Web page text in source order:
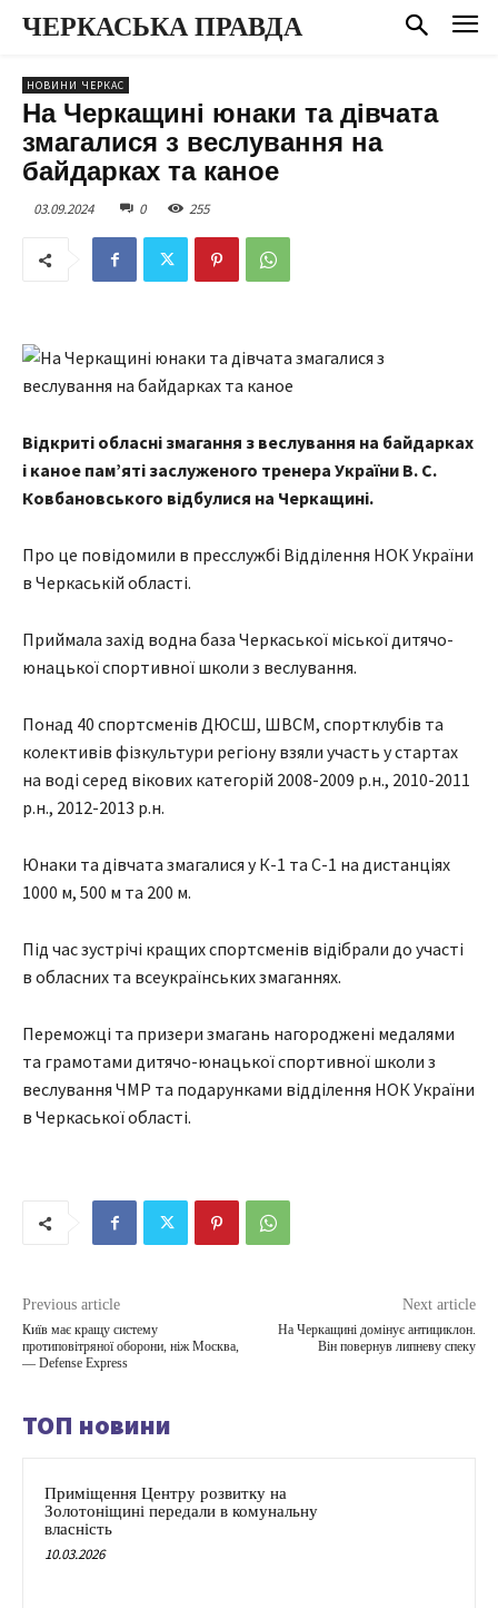
ЧЕРКАСЬКА ПРАВДА
НОВИНИ ЧЕРКАС
На Черкащині юнаки та дівчата
змагалися з веслування на
байдарках та каное
03.09.2024 0 255
Відкриті обласні змагання з веслування на байдарках
і каное пам’яті заслуженого тренера України В. С.
Ковбановського відбулися на Черкащині.
Про це повідомили в пресслужбі Відділення НОК України
в Черкаській області.
Приймала захід водна база Черкаської міської дитячо-
юнацької спортивної школи з веслування.
Понад 40 спортсменів ДЮСШ, ШВСМ, спортклубів та
колективів фізкультури регіону взяли участь у стартах
на воді серед вікових категорій 2008-2009 р.н., 2010-2011
р.н., 2012-2013 р.н.
Юнаки та дівчата змагалися у К-1 та С-1 на дистанціях
1000 м, 500 м та 200 м.
Під час зустрічі кращих спортсменів відібрали до участі
в обласних та всеукраїнських змаганнях.
Переможці та призери змагань нагороджені медалями
та грамотами дитячо-юнацької спортивної школи з
веслування ЧМР та подарунками відділення НОК України
в Черкаської області.
Previous article
Київ має кращу систему
протиповітряної оборони, ніж Москва,
— Defense Express
Next article
На Черкащині домінує антициклон.
Він повернув липневу спеку
ТОП новини
Приміщення Центру розвитку на
Золотоніщині передали в комунальну
власність
10.03.2026